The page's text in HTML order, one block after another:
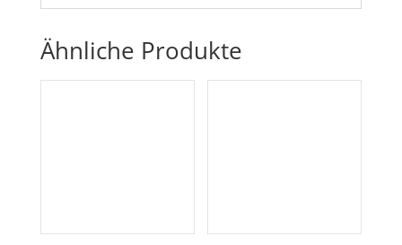
Ähnliche Produkte